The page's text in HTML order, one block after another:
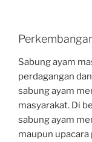
Sabung ayam
perdagangan
sabung ayam
masyarakat. Di
sabung ayam
maupun